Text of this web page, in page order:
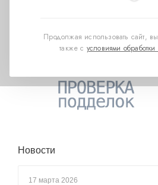
Продолжая использовать сайт,
также с условиями
Новости
17 марта 2026